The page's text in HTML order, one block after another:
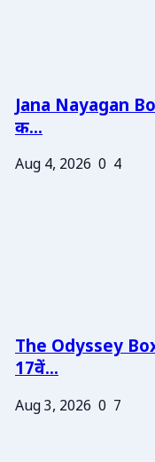
Jana Nayagan
क...
Aug 4, 2026 0 4
The Odyssey
17वें...
Aug 3, 2026 0 7